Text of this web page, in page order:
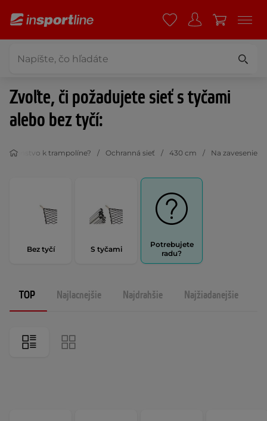
Zvoľte, či požadujete sieť s tyčami
alebo bez tyčí:
k trampolíne? Ochranná sieť 430 cm Na zavesenie
Bez tyčí S tyčami
Potrebujete
radu?
TOP Najlacnejšie Najdrahšie Najžiadanejšie